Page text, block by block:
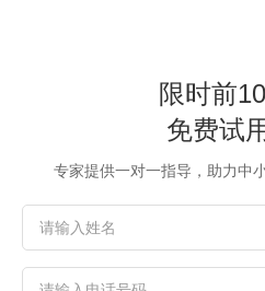
限时前
免费试
专家提供一对一指导，助力中